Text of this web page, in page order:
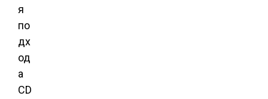
я
по
дх
од
а
CD